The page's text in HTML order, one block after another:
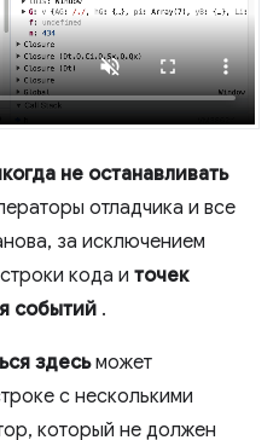
не останавливать
отладчика и все
за исключением
кода и точек
событий .
здесьможет
с несколькими
который не должен